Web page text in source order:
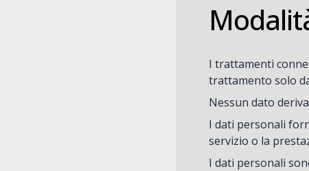
I trattamenti
trattamento solo
Nessun dato
I dati personali
servizio o la
I dati personali